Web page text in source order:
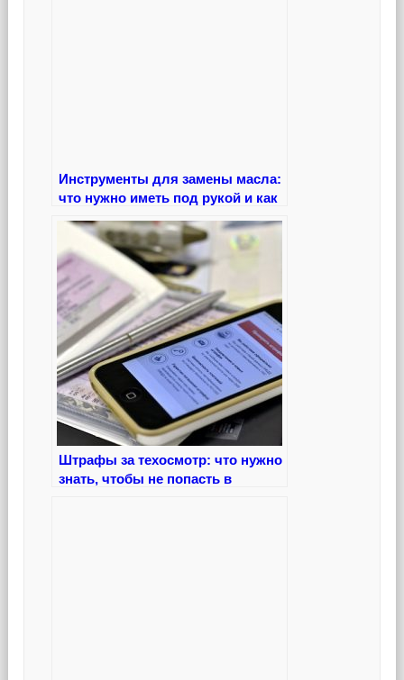
Инструменты для замены масла:
что нужно иметь под рукой и как
Штрафы за техосмотр: что нужно
знать, чтобы не попасть в